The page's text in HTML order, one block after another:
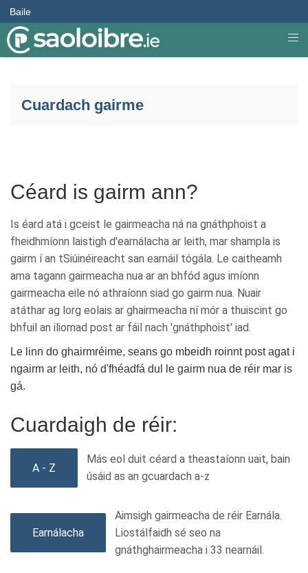
Baile
Cuardach gairme
Céard is gairm ann?
Is éard atá i gceist le gairmeacha ná na gnáthphoist a
fheidhmíonn laistigh d'earnálacha ar leith, mar shampla is
gairm í an tSiúinéireacht san earnáil tógála. Le caitheamh
ama tagann gairmeacha nua ar an bhfód agus imíonn
gairmeacha eile nó athraíonn siad go gairm nua. Nuair
atáthar ag lorg eolais ar ghairmeacha ní mór a thuiscint go
bhfuil an iliomad post ar fáil nach 'gnáthphoist' iad.
Le linn do ghairmréime, seans go mbeidh roinnt post agat i
ngairm ar leith, nó d'fhéadfá dul le gairm nua de réir mar is
gá.
Cuardaigh de réir:
A - Z
Más eol duit céard a theastaíonn uait, bain
úsáid as an gcuardach a-z
Earnálacha
Aimsigh gairmeacha de réir Earnála.
Liostálfaidh sé seo na
gnáthghairmeacha i 33 nearnáil.